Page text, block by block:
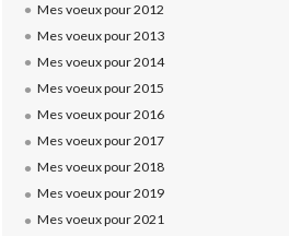
Mes voeux pour 2012
Mes voeux pour 2013
Mes voeux pour 2014
Mes voeux pour 2015
Mes voeux pour 2016
Mes voeux pour 2017
Mes voeux pour 2018
Mes voeux pour 2019
Mes voeux pour 2021